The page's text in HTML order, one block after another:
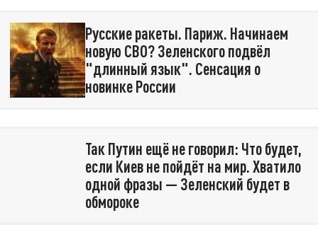
Русские ракеты. Париж. Начинаем
новую СВО? Зеленского подвёл
"длинный язык". Сенсация о
новинке России
Так Путин ещё не говорил: Что будет,
если Киев не пойдёт на мир. Хватило
одной фразы — Зеленский будет в
обмороке